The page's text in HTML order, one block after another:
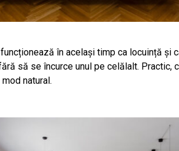
în același timp ca locuință și
să se încurce unul pe celălalt. Practic,
natural.